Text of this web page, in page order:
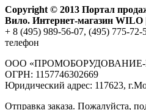
Copyright © 2013 Портал
Вило. Интернет-магазин WILO
+ 8 (495) 989-56-07, (495) 775-
телефон
ООО
ОГРН: 1157746302669
Юридический адрес: 117623,
Отправка заказа. Пожалуйста,